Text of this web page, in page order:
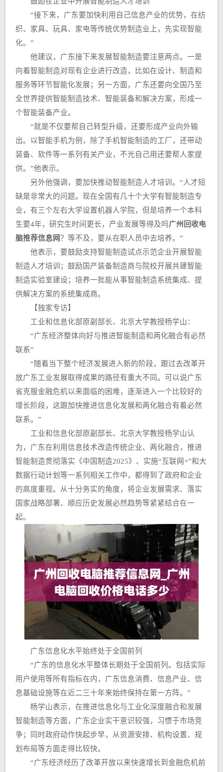
“接下来，广东要加快利用自己信息产业的优势，在纺
织、家具、玩具、家电等传统优势制造业上，先实现智能
化。”
他建议，广东接下来发展智能制造要注意两点。一是
向着智能制造对现有企业进行改造，比如在设计、制造和
服务等环节智能化发展；另一方面，广东还要向全国乃至
全世界提供智能制造技术、智能装备和解决方案，形成一
个智能装备产业。
“就是不仅要帮自己转型升级，还要形成产业向外输
出。以智能手机为例，除了手机智能制造的工厂，还带动
装备、软件等一系列有关产业，不光自己用还要帮人家提
供。”他表示。
另外他强调，要加快推动智能制造人才培训。“人才短
缺是非常大的问题。现在全国有几十个大学有智能制造专
业，有三个左右大学设置机器人学院，但是培养一个本科
生要4年，研究生时间更长，产业发展等得及吗广州回收电
脑推荐信息网？等不及，要从在职人员中去培养。”
他表示，要鼓励支持智能制造试点示范企业开展智能
制造人才培训；鼓励国产装备制造商与院校开展共建智能
制造实验室建设；培养一批能从事智能制造系统集成、提
供解决方案的系统集成商。
【独家专访】
工业和信息化部原副部长、北京大学教授杨学山：
“广东经济整体向好与推进智能制造和两化融合有必然
联系”
“随着当下整个经济发展进入新的阶段，跟过去改革开
放广东工业发展取得成果的路径有重大不同。可以说广东
省克服金融危机以来面临的困难，逐渐进入一个比较好的
增长阶段，这跟加快推进信息化发展和两化融合有着必然
联系。”
工业和信息化部原副部长、北京大学教授杨学山认
为，广东在利用信息技术改造传统企业、两化融合，推进
智能制造贯彻落实《中国制造2025》、实施“互联网+”和大
数据行动计划等一系列相关工作中，都得到了政府和企业
的高度重视。从十分务实的角度，将企业发展需求、落实
国家战略部署、顺应历史发展必然趋势等紧紧结合在一
起。
广东信息化水平始终处于全国前列
“广东的信息化水平整体长期处于全国前列。包括实际
用户使用等所有指标在内，广东信息消费、信息产业、信
息基础设施等在近二三十年来始终保持在第一方阵。”
杨学山表示，在推进信息化与工业化深度融合和发展
智能制造等方面，广东企业实干意识较强，习惯于市场竞
争；同时政府动作快起步早，从资源安排、机构设置、规
划布局等方面走得比较快。
“广东经济经历了改革开放以来快速增长到金融危机前